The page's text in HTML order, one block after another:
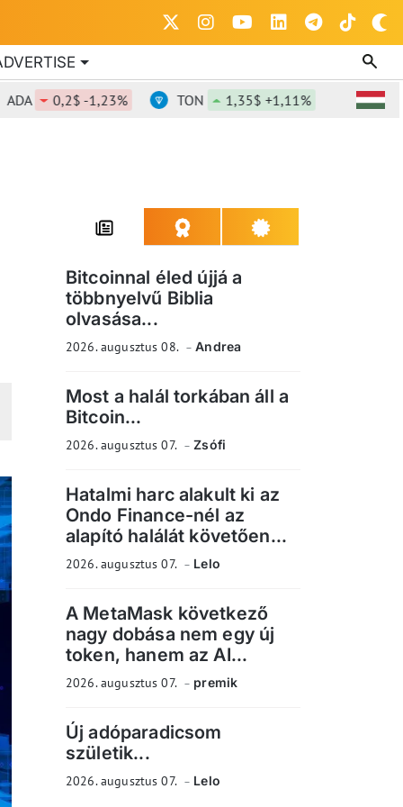
0,2$ -1,23% TON 1,35$ +1,11%
Bitcoinnal éled újjá a
többnyelvű Biblia
olvasása...
2026. augusztus 08. Andrea
Most a halál torkában áll a
Bitcoin...
2026. augusztus 07. Zsófi
Hatalmi harc alakult ki az
Ondo Finance-nél az
alapító halálát követően...
2026. augusztus 07. Lelo
A MetaMask következő
nagy dobása nem egy új
token, hanem az AI...
2026. augusztus 07. premik
Új adóparadicsom
születik...
2026. augusztus 07. Lelo